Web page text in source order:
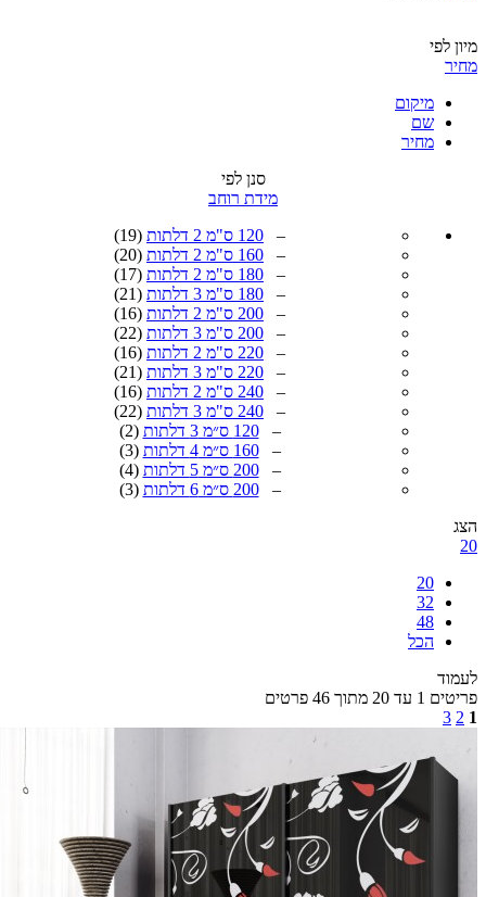
מיקום
שם
מחיר
סנן לפי
מידת רוחב
120 ס"מ 2 דלתות
(19)
160 ס"מ 2 דלתות
(20)
180 ס"מ 2 דלתות
(17)
180 ס"מ 3 דלתות
(21)
200 ס"מ 2 דלתות
(16)
200 ס"מ 3 דלתות
(22)
220 ס"מ 2 דלתות
(16)
220 ס"מ 3 דלתות
(21)
240 ס"מ 2 דלתות
(16)
240 ס"מ 3 דלתות
(22)
120 ס״מ 3 דלתות
(2)
160 ס״מ 4 דלתות
(3)
200 ס״מ 5 דלתות
(4)
200 ס״מ 6 דלתות (3)
הכל
46 פרטים